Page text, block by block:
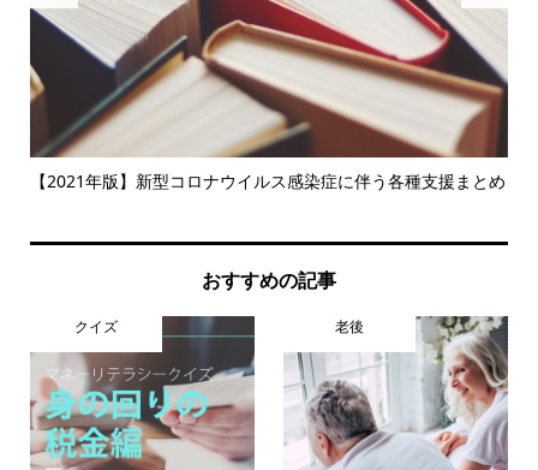
【2021年版】新型コロナウイルス感染症に伴う各種支援まとめ
おすすめの記事
クイズ 老後